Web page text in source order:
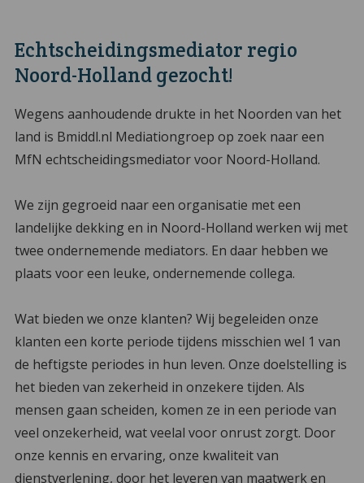
Echtscheidingsmediator regio
Noord-Holland gezocht!
Wegens aanhoudende drukte in het Noorden van het
land is Bmiddl.nl Mediationgroep op zoek naar een
MfN echtscheidingsmediator voor Noord-Holland.
We zijn gegroeid naar een organisatie met een
landelijke dekking en in Noord-Holland werken wij met
twee ondernemende mediators. En daar hebben we
plaats voor een leuke, ondernemende collega.
Wat bieden we onze klanten? Wij begeleiden onze
klanten een korte periode tijdens misschien wel 1 van
de heftigste periodes in hun leven. Onze doelstelling is
het bieden van zekerheid in onzekere tijden. Als
mensen gaan scheiden, komen ze in een periode van
veel onzekerheid, wat veelal voor onrust zorgt. Door
onze kennis en ervaring, onze kwaliteit van
dienstverlening, door het leveren van maatwerk en